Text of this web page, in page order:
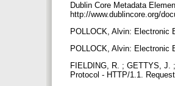
Dublin Core Metadata
http://www.dublincore.org/
POLLOCK, Alvin: Electronic
POLLOCK, Alvin: Electronic
FIELDING, R. ; GETTYS, J.
Protocol - HTTP/1.1.